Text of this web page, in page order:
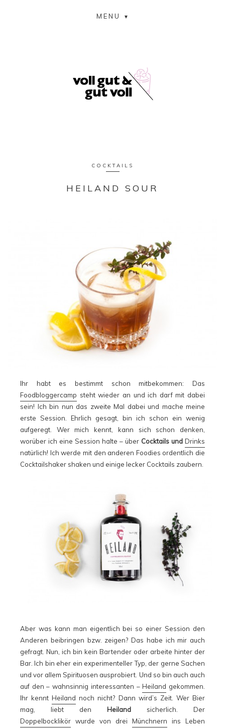
MENU
COCKTAILS
HEILAND SOUR
Ihr habt es bestimmt schon mitbekommen: Das
Foodbloggercamp steht wieder an und ich darf mit dabei
sein! Ich bin nun das zweite Mal dabei und mache meine
erste Session. Ehrlich gesagt, bin ich schon ein wenig
aufgeregt. Wer mich kennt, kann sich schon denken,
worüber ich eine Session halte – über Cocktails und Drinks
natürlich! Ich werde mit den anderen Foodies ordentlich die
Cocktailshaker shaken und einige lecker Cocktails zaubern.
Aber was kann man eigentlich bei so einer Session den
Anderen beibringen bzw. zeigen? Das habe ich mir auch
gefragt. Nun, ich bin kein Bartender oder arbeite hinter der
Bar. Ich bin eher ein experimenteller Typ, der gerne Sachen
und vor allem Spirituosen ausprobiert. Und so bin auch auch
auf den – wahnsinnig interessanten –Heiland gekommen.
Ihr kenntHeiland noch nicht? Dann wird’s Zeit. Wer Bier
mag, liebt den Heiland sicherlich. Der
Doppelbocklikör wurde von drei Münchnern ins Leben